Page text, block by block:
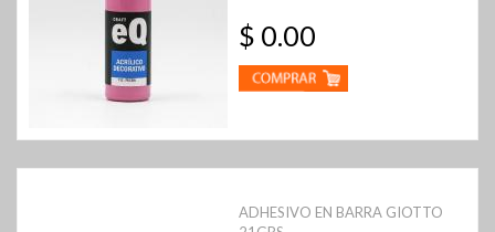
$ 0.00
ADHESIVO EN BARRA GIOTTO